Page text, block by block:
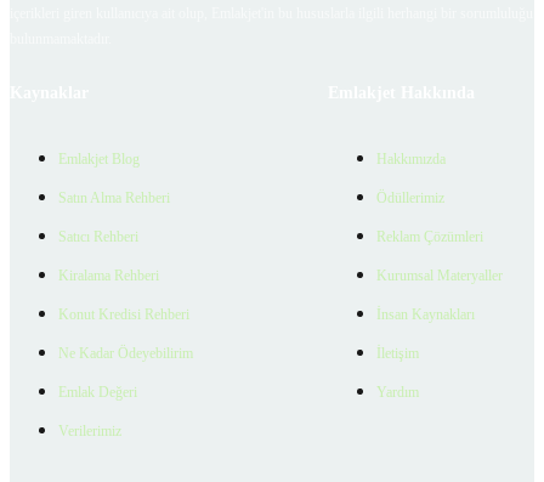
Emlakjet Blog
Satın Alma Rehberi
Satıcı Rehberi
Kiralama Rehberi
Konut Kredisi Rehberi
Ne Kadar Ödeyebilirim
Emlak Değeri
Verilerimiz
Hakkımızda
Ödüllerimiz
Reklam Çözümleri
Kurumsal Materyaller
İnsan Kaynakları
İletişim
Yardım